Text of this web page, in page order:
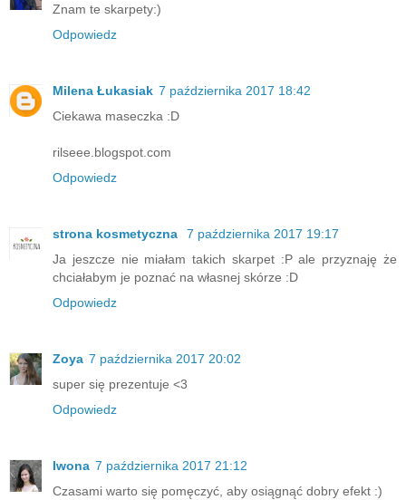
Znam te skarpety:)
Odpowiedz
Milena Łukasiak 7 października 2017 18:42
Ciekawa maseczka :D
rilseee.blogspot.com
Odpowiedz
strona kosmetyczna
7 października 2017 19:17
Ja jeszcze nie miałam takich skarpet :P ale przyznaję że
chciałabym je poznać na własnej skórze :D
Odpowiedz
Zoya 7 października 2017 20:02
super się prezentuje <3
Odpowiedz
Iwona 7 października 2017 21:12
Czasami warto się pomęczyć, aby osiągnąć dobry efekt :)